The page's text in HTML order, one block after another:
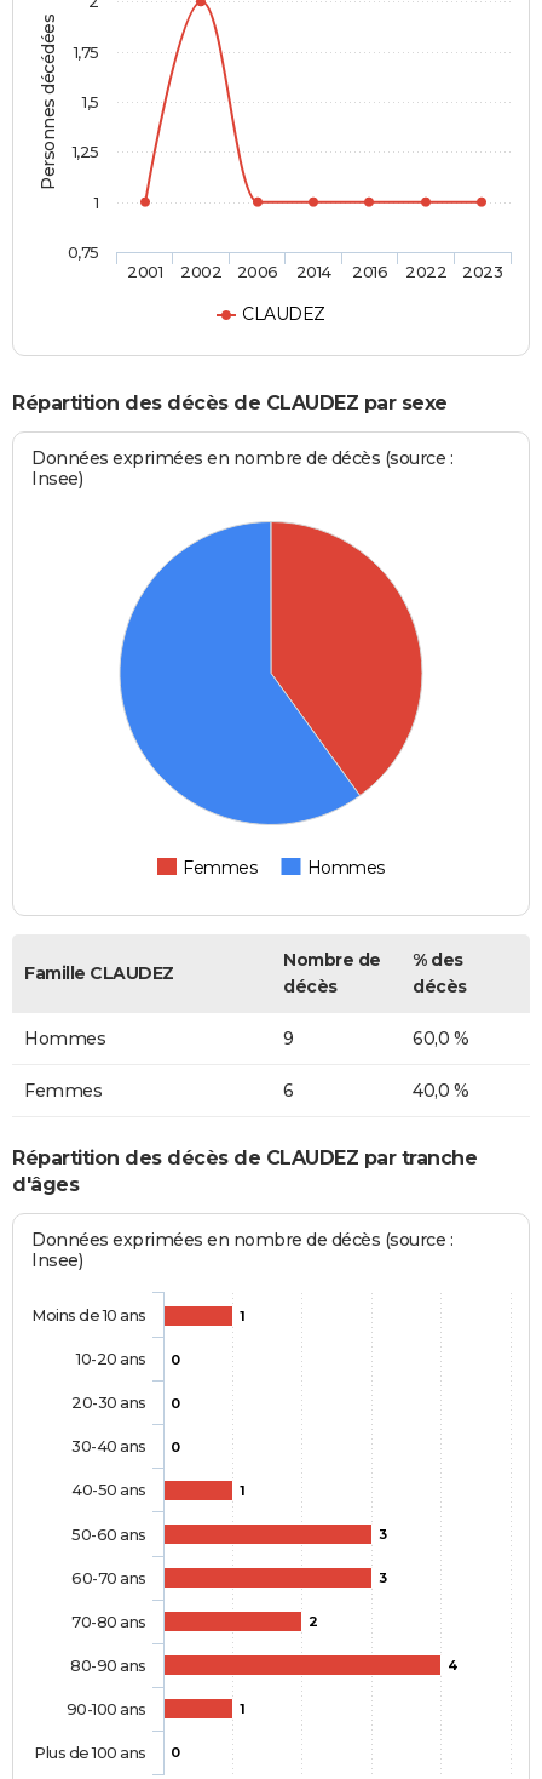
Personnes décédées
CLAUDEZ
2001 2002 2006 2014 2016 2022 2023
0,75
1
1,25
1,5
1,75
Répartition des décès de CLAUDEZ par sexe
Données exprimées en nombre de décès (source :
Insee)
Femmes Hommes
Famille CLAUDEZ
Nombre de
décès
% des
décès
Hommes 9 60,0 %
Femmes 6 40,0 %
Répartition des décès de CLAUDEZ par tranche
d'âges
Données exprimées en nombre de décès (source :
Insee)
1
0
0
0
1
3
3
2
4
1
0
Moins de 10 ans
10-20 ans
20-30 ans
30-40 ans
40-50 ans
50-60 ans
60-70 ans
70-80 ans
80-90 ans
90-100 ans
Plus de 100 ans